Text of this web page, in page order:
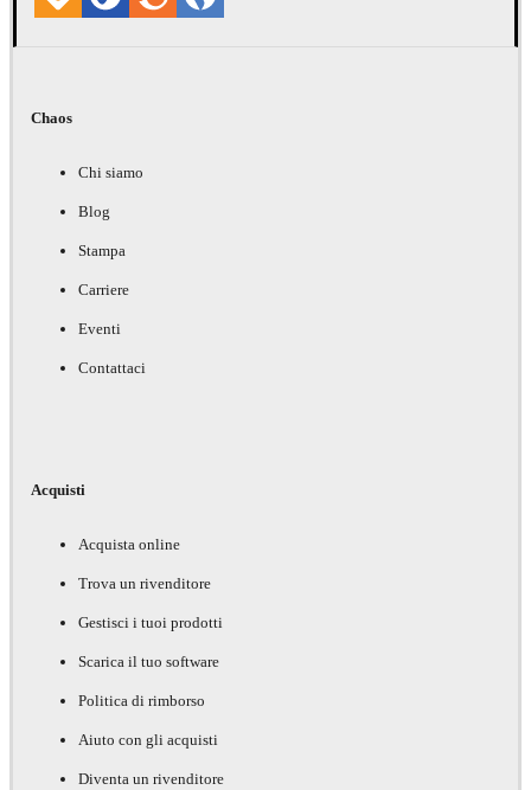
Chaos
Chi siamo
Blog
Stampa
Carriere
Eventi
Contattaci
Acquisti
Acquista online
Trova un rivenditore
Gestisci i tuoi prodotti
Scarica il tuo software
Politica di rimborso
Aiuto con gli acquisti
Diventa un rivenditore